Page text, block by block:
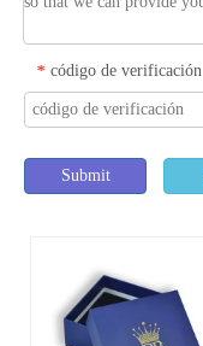
* código de verificación
Submit